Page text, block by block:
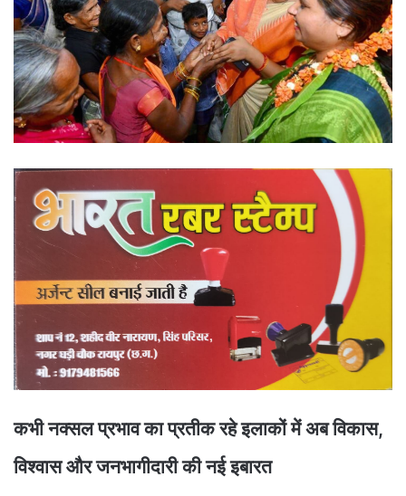
कभी नक्सल प्रभाव का प्रतीक रहे इलाकों में अब विकास,
विश्वास और जनभागीदारी की नई इबारत